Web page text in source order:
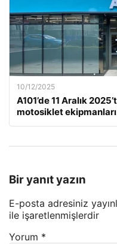
10/12/2025
A101’de 11 Aralık
motosiklet
Bir yanıt yazın
E-posta adresiniz
ile işaretlenmişlerdir
Yorum *